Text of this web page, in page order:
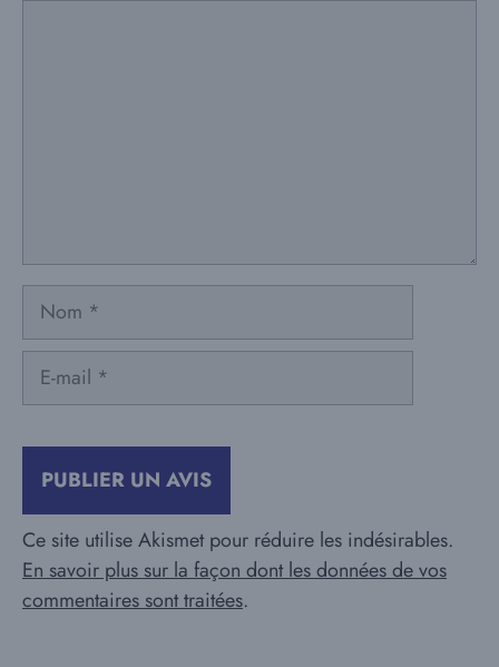
Nom
Ce site utilise Akismet pour réduire les indésirables.
En savoir plus sur la façon dont les données de vos
commentaires sont traitées.